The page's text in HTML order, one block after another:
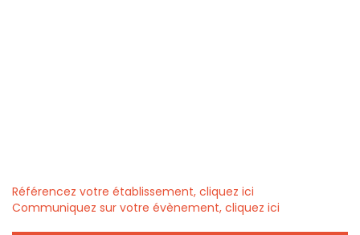
Référencez votre établissement, cliquez ici
Communiquez sur votre évènement, cliquez ici